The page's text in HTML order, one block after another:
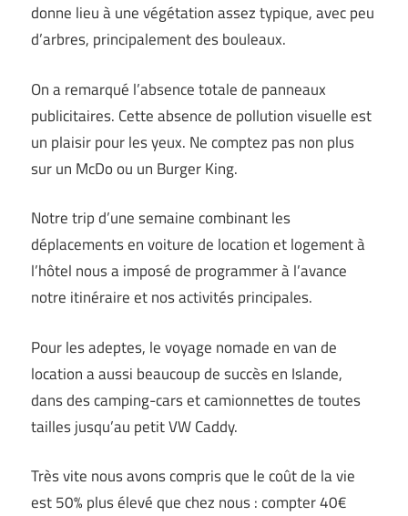
donne lieu à une végétation assez typique, avec peu
d’arbres, principalement des bouleaux.
On a remarqué l’absence totale de panneaux
publicitaires. Cette absence de pollution visuelle est
un plaisir pour les yeux. Ne comptez pas non plus
sur un McDo ou un Burger King.
Notre trip d’une semaine combinant les
déplacements en voiture de location et logement à
l’hôtel nous a imposé de programmer à l’avance
notre itinéraire et nos activités principales.
Pour les adeptes, le voyage nomade en van de
location a aussi beaucoup de succès en Islande,
dans des camping-cars et camionnettes de toutes
tailles jusqu’au petit VW Caddy.
Très vite nous avons compris que le coût de la vie
est 50% plus élevé que chez nous : compter 40€